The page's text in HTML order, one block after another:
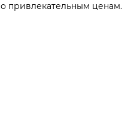
привлекательным ценам.